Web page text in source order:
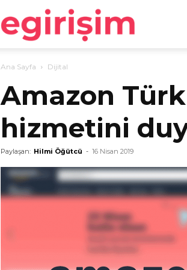
egirişim
Ana Sayfa Dijital
Amazon
hizmetini
Paylaşan: Hilmi Öğütcü - 16 Nisan 2019